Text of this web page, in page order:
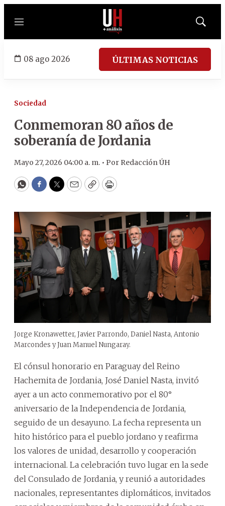
Menú
Mostrar
08 ago 2026 ÚLTIMAS NOTICIAS
Sociedad
Conmemoran 80 años de
soberanía de Jordania
Mayo 27, 2026 04:00 a. m. • Por Redacción ÚH
WhatsApp
Facebook
Twitter
EmailCopyPrint
Jorge Kronawetter, Javier Parrondo, Daniel Nasta, Antonio
Marcondes y Juan Manuel Nungaray.
El cónsul honorario en Paraguay del Reino
Hachemita de Jordania, José Daniel Nasta, invitó
ayer a un acto conmemorativo por el 80°
aniversario de la Independencia de Jordania,
seguido de un desayuno. La fecha representa un
hito histórico para el pueblo jordano y reafirma
los valores de unidad, desarrollo y cooperación
internacional. La celebración tuvo lugar en la sede
del Consulado de Jordania, y reunió a autoridades
nacionales, representantes diplomáticos, invitados